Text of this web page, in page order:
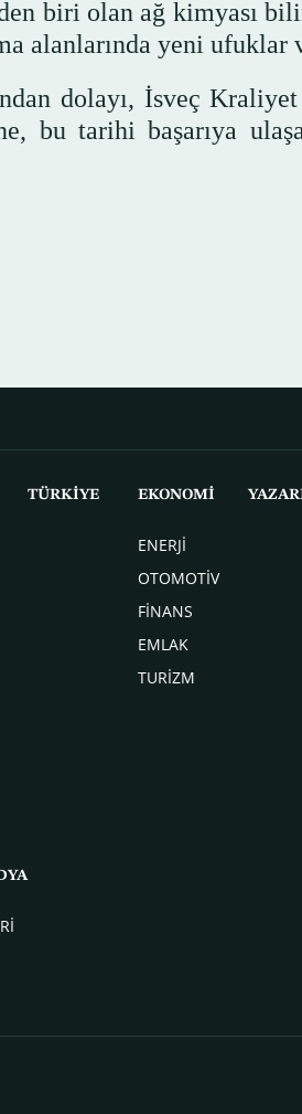
biri olan ağ kimyası
alanlarında yeni
dolayı, İsveç
bu tarihi başarıya
TÜRKİYE EKONOMİ
ENERJİ
OTOMOTİV
FİNANS
EMLAK
TURİZM